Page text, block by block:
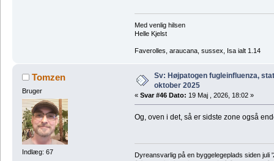
Med venlig hilsen
Helle Kjelst
Faverolles, araucana, sussex, Isa ialt 1.14
Tomzen
Bruger
Indlæg: 67
Sv: Højpatogen fugleinfluenza,
oktober 2025
« Svar #46 Dato: 19 Maj , 2026, 18:02 »
Og, oven i det, så er sidste zone også
Dyreansvarlig på en byggelegeplads siden juli